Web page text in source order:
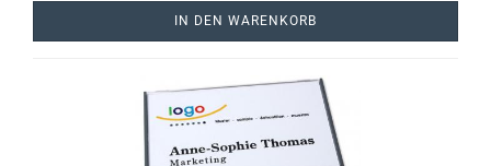
IN DEN WARENKORB